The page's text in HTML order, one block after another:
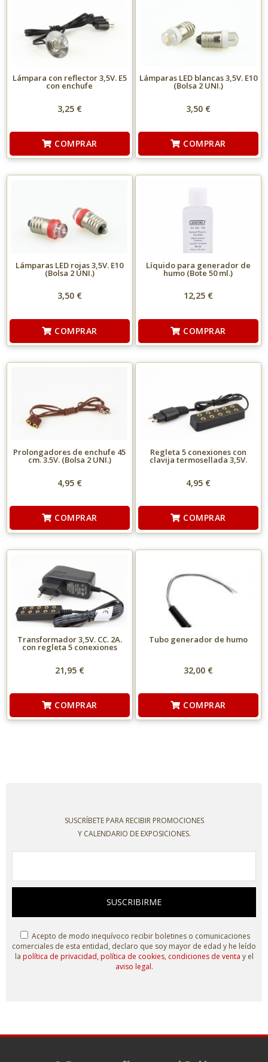
Lámpara con reflector 3,5V. E5
con enchufe
3,25 €
COMPRAR
Lámparas LED blancas 3,5V. E10
(Bolsa 2 UNI.)
3,50 €
COMPRAR
Lámparas LED rojas 3,5V. E10
(Bolsa 2 UNI.)
3,50 €
COMPRAR
Líquido para generador de
humo (Bote 50 ml.)
12,25 €
COMPRAR
Prolongadores de enchufe 45
cm. 3.5V. (Bolsa 2 UNI.)
4,95 €
COMPRAR
Regleta 5 conexiones con
clavija termosellada 3,5V.
4,95 €
COMPRAR
Transformador 3,5V. CC. 2A.
con regleta 5 conexiones
21,95 €
COMPRAR
Tubo generador de humo
32,00 €
COMPRAR
SUSCRÍBETE PARA RECIBIR PROMOCIONES
Y CALENDARIO DE EXPOSICIONES.
SUSCRIBIRME
Acepto de modo inequívoco recibir boletines o comunicaciones
comerciales de esta entidad, declaro que soy mayor de edad y he leído
la política de privacidad, política de cookies, condiciones de venta y el
aviso legal.